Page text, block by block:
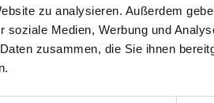
zu analysieren. Außerdem
soziale Medien, Werbung und
zusammen, die Sie ihnen
Bauzaun